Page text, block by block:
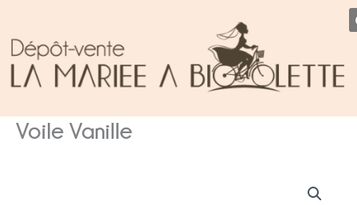
contenu
Voile Vanille